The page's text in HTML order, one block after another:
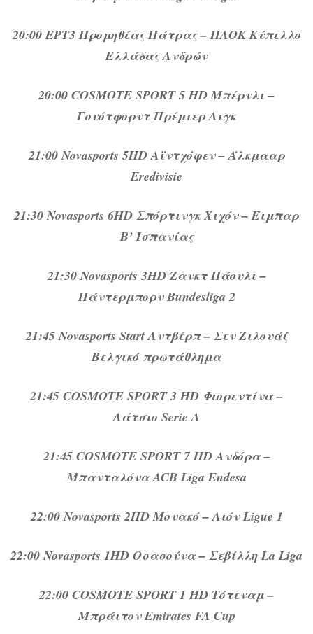
20:00 ΕΡΤ3 Προμηθέας Πάτρας – ΠΑΟΚ Κύπελλο
Ελλάδας Ανδρών
20:00 COSMOTE SPORT 5 HD Μπέρνλι –
Γουότφορντ Πρέμιερ Λιγκ
21:00 Novasports 5HD Αϊντχόφεν – Άλκμααρ
Eredivisie
21:30 Novasports 6HD Σπόρτινγκ Χιχόν – Έιμπαρ
Β’ Ισπανίας
21:30 Novasports 3HD Ζανκτ Πάουλι –
Πάντερμπορν Bundesliga 2
21:45 Novasports Start Αντβέρπ – Σεν Ζιλουάζ
Βελγικό πρωτάθλημα
21:45 COSMOTE SPORT 3 HD Φιορεντίνα –
Λάτσιο Serie A
21:45 COSMOTE SPORT 7 HD Ανδόρα –
Μπανταλόνα ACB Liga Endesa
22:00 Novasports 2HD Μονακό – Λιόν Ligue 1
22:00 Novasports 1HD Οσασούνα – Σεβίλλη La Liga
22:00 COSMOTE SPORT 1 HD Τότεναμ –
Μπράιτον Emirates FA Cup